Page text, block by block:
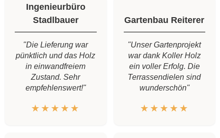
Ingenieurbüro
Stadlbauer
"Die Lieferung war
pünktlich und das Holz
in einwandfreiem
Zustand. Sehr
empfehlenswert!"
★★★★★
Gartenbau Reiterer
"Unser Gartenprojekt
war dank Koller Holz
ein voller Erfolg. Die
Terrassendielen sind
wunderschön"
★★★★★